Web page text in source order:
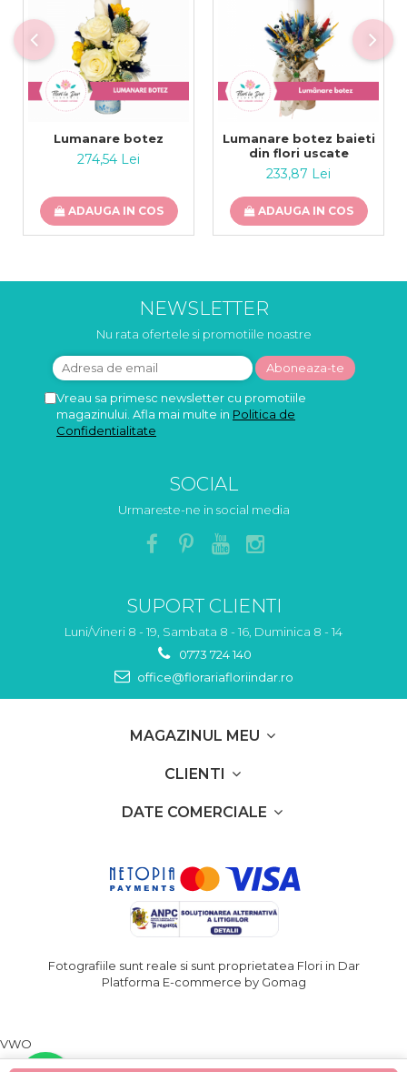
Lumanare botez
274,54 Lei
ADAUGA IN COS
Lumanare botez baieti
din flori uscate
233,87 Lei
ADAUGA IN COS
NEWSLETTER
Nu rata ofertele si promotiile noastre
Vreau sa primesc newsletter cu promotiile
magazinului. Afla mai multe in Politica de
Confidentialitate
SOCIAL
Urmareste-ne in social media
SUPORT CLIENTI
Luni/Vineri 8 - 19, Sambata 8 - 16, Duminica 8 - 14
0773 724 140
office@florariafloriindar.ro
MAGAZINUL MEU
CLIENTI
DATE COMERCIALE
Fotografiile sunt reale si sunt proprietatea Flori in Dar
Platforma E-commerce by Gomag
VWO